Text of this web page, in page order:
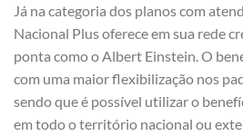
Já na categoria dos planos com
Nacional Plus oferece em sua rede
ponta como o Albert Einstein. O
com uma maior flexibilização nos
sendo que é possível utilizar o
em todo o território nacional ou